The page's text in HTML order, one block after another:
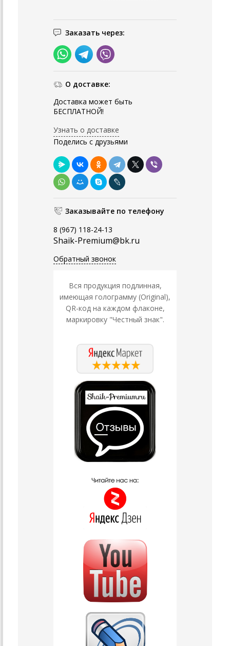
Заказать через:
О доставке:
Доставка может быть
БЕСПЛАТНОЙ!
Узнать о доставке
Поделись с друзьями
Заказывайте по телефону
8 (967) 118-24-13
Shaik-Premium@bk.ru
Обратный звонок
Вся продукция подлинная,
имеющая голограмму (Original),
QR-код на каждом флаконе,
маркировку "Честный знак".